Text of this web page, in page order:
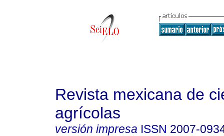
Revista mexicana de
agrícolas
versión impresa ISSN 2007-